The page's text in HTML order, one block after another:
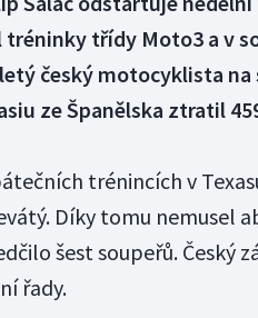
tréninky třídy Moto3 a v
český motocyklista na
ze Španělska ztratil
trénincích v
Díky tomu nemusel
šest soupeřů. Český
řady.